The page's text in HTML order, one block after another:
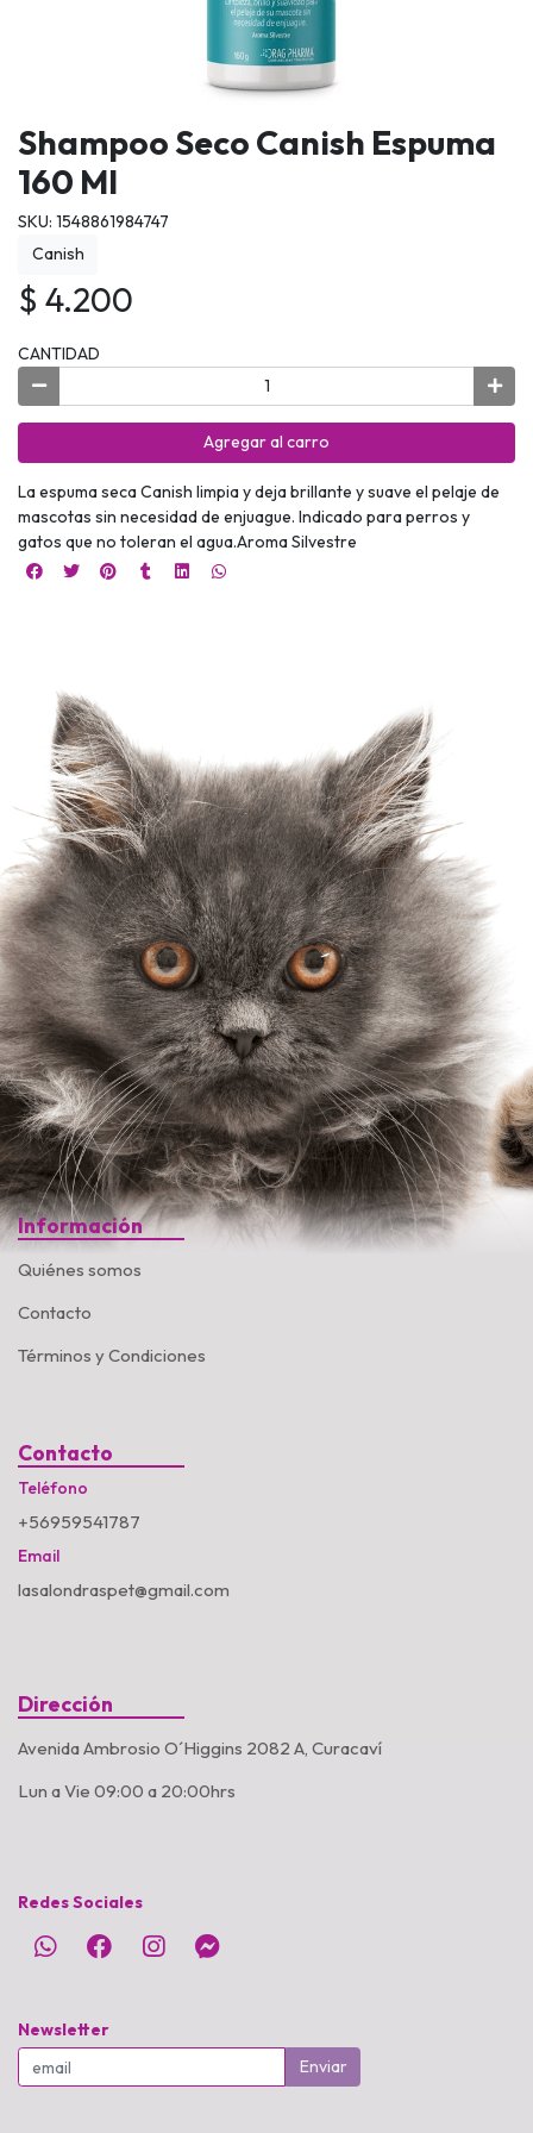
Shampoo Seco Canish Espuma
160 Ml
SKU: 1548861984747
Canish
$ 4.200
CANTIDAD
Agregar al carro
La espuma seca Canish limpia y deja brillante y suave el pelaje de
mascotas sin necesidad de enjuague. Indicado para perros y
gatos que no toleran el agua.Aroma Silvestre
Información
Quiénes somos
Contacto
Términos y Condiciones
Contacto
Teléfono
+56959541787
Email
lasalondraspet@gmail.com
Dirección
Avenida Ambrosio O´Higgins 2082 A, Curacaví
Lun a Vie 09:00 a 20:00hrs
Redes Sociales
Newsletter
Enviar